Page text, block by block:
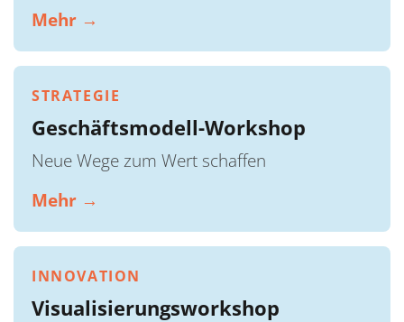
Mehr →
STRATEGIE
Geschäftsmodell-Workshop
Neue Wege zum Wert schaffen
Mehr →
INNOVATION
Visualisierungsworkshop